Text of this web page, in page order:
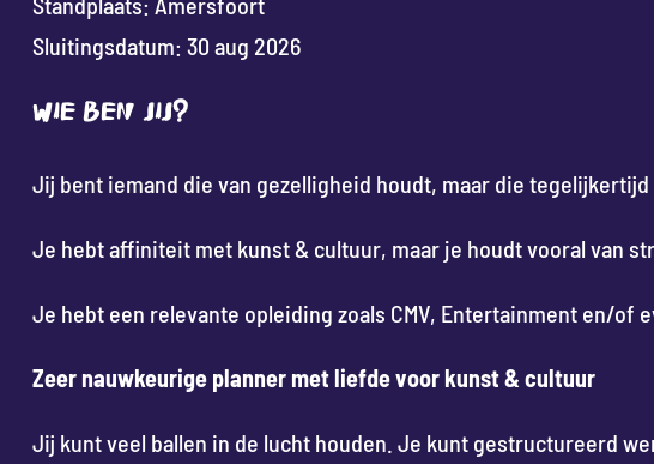
Sluitingsdatum: 30 aug 2026
Wie ben jij?
Jij bent iemand die van gezelligheid houdt, maar die tegelijkertijd
Je hebt affiniteit met kunst & cultuur, maar je houdt vooral van
Je hebt een relevante opleiding zoals CMV, Entertainment en/of
Zeer nauwkeurige planner met liefde voor kunst & cultuur
Jij kunt veel ballen in de lucht houden. Je kunt gestructureerd